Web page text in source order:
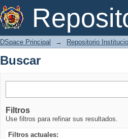
Buscar
DSpace Principal → Repositorio
Buscar
Filtros
Use filtros para refinar sus resultados.
Filtros actuales: